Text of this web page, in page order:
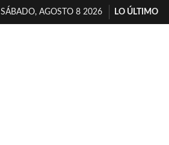
SÁBADO, AGOSTO 8 2026
LO ÚLTIMO